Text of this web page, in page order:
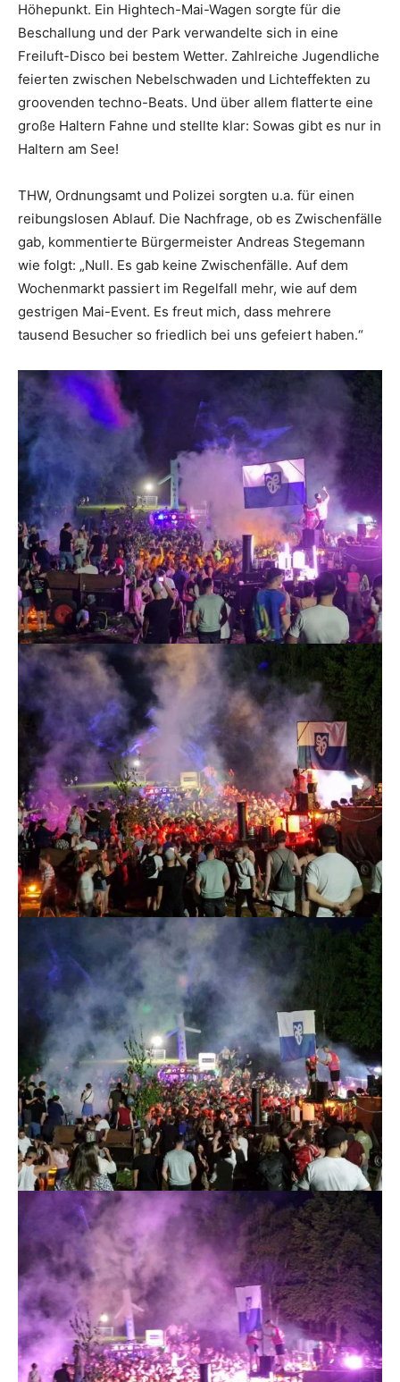
Höhepunkt. Ein Hightech-Mai-Wagen sorgte für die
Beschallung und der Park verwandelte sich in eine
Freiluft-Disco bei bestem Wetter. Zahlreiche Jugendliche
feierten zwischen Nebelschwaden und Lichteffekten zu
groovenden techno-Beats. Und über allem flatterte eine
große Haltern Fahne und stellte klar: Sowas gibt es nur in
Haltern am See!
THW, Ordnungsamt und Polizei sorgten u.a. für einen
reibungslosen Ablauf. Die Nachfrage, ob es Zwischenfälle
gab, kommentierte Bürgermeister Andreas Stegemann
wie folgt: „Null. Es gab keine Zwischenfälle. Auf dem
Wochenmarkt passiert im Regelfall mehr, wie auf dem
gestrigen Mai-Event. Es freut mich, dass mehrere
tausend Besucher so friedlich bei uns gefeiert haben.“